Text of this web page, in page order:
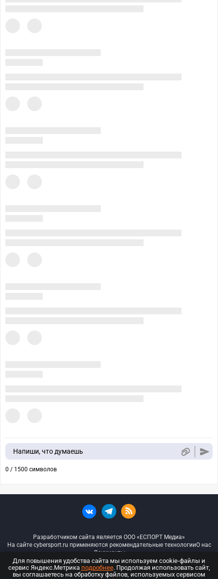
Напиши, что думаешь
0 / 1500 символов
Разработчиком сайта является ООО «ЕСПОРТ Медиа»
На сайте cybersport.ru применяются рекомендательные технологииО нас
Документы
© ООО «Киберспорт.ру» — Все права защищены
Для повышения удобства сайта мы используем cookie-файлы и
сервис Яндекс.Метрика подробнее. Продолжая использовать сайт,
вы соглашаетесь на обработку файлов, используемых сервисом